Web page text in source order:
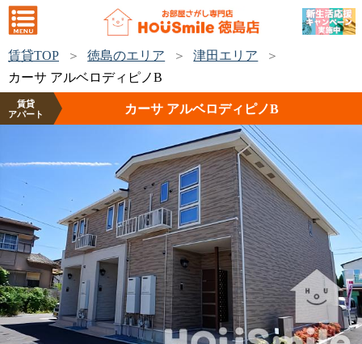
賃貸TOP 徳島のエリア
津田エリア
カーサ アルベロディピノB
賃貸
アパート
カーサ アルベロディピノB